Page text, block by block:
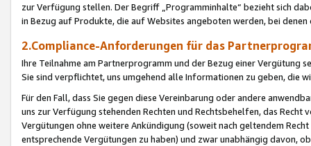
zur Verfügung stellen. Der Begriff „Programminhalte“ bezieht sich
in Bezug auf Produkte, die auf Websites angeboten werden, bei
2.Compliance-Anforderungen für das
Ihre Teilnahme am Partnerprogramm und der Bezug einer Vergütung
Sie sind verpflichtet, uns umgehend alle Informationen zu geben, die
Für den Fall, dass Sie gegen diese Vereinbarung oder andere
uns zur Verfügung stehenden Rechten und Rechtsbehelfen, das
Vergütungen ohne weitere Ankündigung (soweit nach geltendem
entsprechende Vergütungen zu haben) und zwar unabhängig davon,